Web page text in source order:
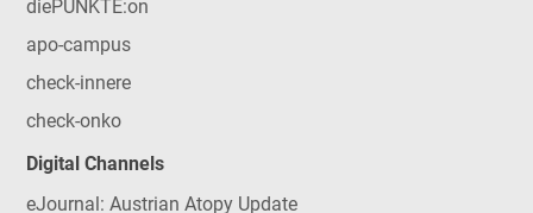
diePUNKTE:on
apo-campus
check-innere
check-onko
Digital Channels
eJournal: Austrian Atopy Update